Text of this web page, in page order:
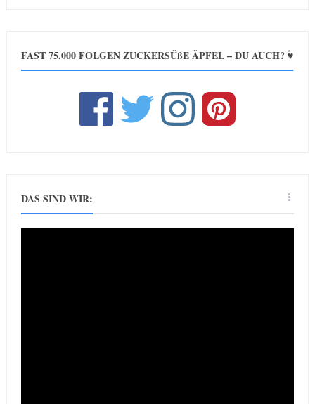
FAST 75.000 FOLGEN ZUCKERSÜßE ÄPFEL – DU AUCH? ♥
DAS SIND WIR: